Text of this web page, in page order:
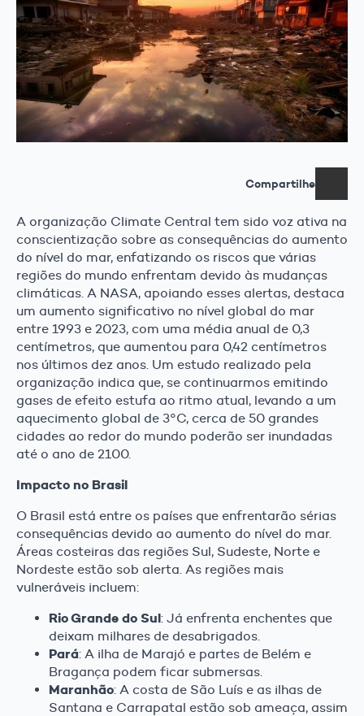
Compartilhe
A organização Climate Central tem sido voz ativa na
conscientização sobre as consequências do aumento
do nível do mar, enfatizando os riscos que várias
regiões do mundo enfrentam devido às mudanças
climáticas. A NASA, apoiando esses alertas, destaca
um aumento significativo no nível global do mar
entre 1993 e 2023, com uma média anual de 0,3
centímetros, que aumentou para 0,42 centímetros
nos últimos dez anos. Um estudo realizado pela
organização indica que, se continuarmos emitindo
gases de efeito estufa ao ritmo atual, levando a um
aquecimento global de 3°C, cerca de 50 grandes
cidades ao redor do mundo poderão ser inundadas
até o ano de 2100.
Impacto no Brasil
O Brasil está entre os países que enfrentarão sérias
consequências devido ao aumento do nível do mar.
Áreas costeiras das regiões Sul, Sudeste, Norte e
Nordeste estão sob alerta. As regiões mais
vulneráveis incluem:
Rio Grande do Sul: Já enfrenta enchentes que
deixam milhares de desabrigados.
Pará: A ilha de Marajó e partes de Belém e
Bragança podem ficar submersas.
Maranhão: A costa de São Luís e as ilhas de
Santana e Carrapatal estão sob ameaça, assim